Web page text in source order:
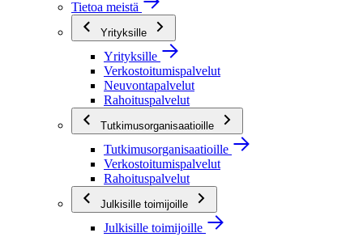
Tietoa meistä
Yrityksille
Yrityksille
Verkostoitumispalvelut
Neuvontapalvelut
Rahoituspalvelut
Tutkimusorganisaatioille
Tutkimusorganisaatioille
Verkostoitumispalvelut
Rahoituspalvelut
Julkisille toimijoille
Julkisille toimijoille